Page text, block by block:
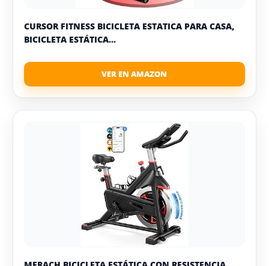
CURSOR FITNESS BICICLETA ESTATICA PARA CASA,
BICICLETA ESTÁTICA...